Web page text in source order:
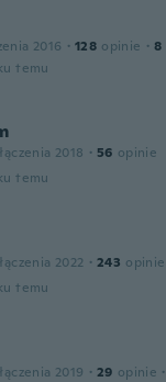
2016 · 128 opinie · 8
temu
2018 · 56 opinie
temu
2022 · 243 opinie
temu
2019 · 29 opinie ·